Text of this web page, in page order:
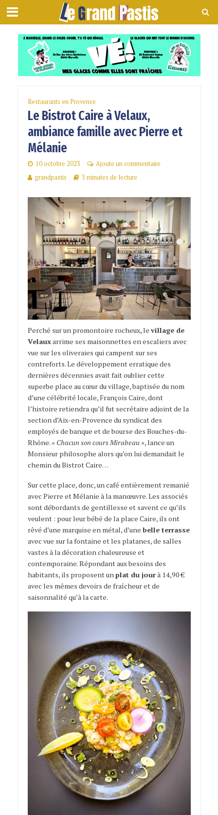
Restaurants en Provence
Le Bistrot Caire à Velaux,
ambiance famille avec Pierre et
Mélanie
10 octobre 2023
Ajoute un commentaire
grandpastis
3 minutes de lecture
Perché sur un promontoire rocheux, le village de
Velauxarrime ses maisonnettes en escaliers avec
vue sur les oliveraies qui campent sur ses
contreforts. Le développement erratique des
dernières décennies avait fait oublier cette
superbe place au cœur du village, baptisée du nom
d’une célébrité locale, François Caire, dont
l’histoire retiendra qu’il fut secrétaire adjoint de la
section d’Aix-en-Provence du syndicat des
employés de banque et de bourse des Bouches-du-
Rhône. « Chacun son cours Mirabeau », lance un
Monsieur philosophe alors qu’on lui demandait le
chemin du Bistrot Caire…
Sur cette place, donc, un café entièrement remanié
avec Pierre et Mélanie à la manœuvre. Les associés
sont débordants de gentillesse et savent ce qu’ils
veulent : pour leur bébé de la place Caire, ils ont
rêvé d’une marquise en métal, d’une belle terrasse
avec vue sur la fontaine et les platanes, de salles
vastes à la décoration chaleureuse et
contemporaine. Répondant aux besoins des
habitants, ils proposent unplat du jourà 14,90 €
avec les mêmes devoirs de fraîcheur et de
saisonnalité qu’à la carte.